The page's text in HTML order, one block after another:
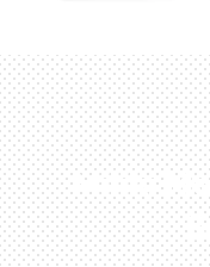
Miliki